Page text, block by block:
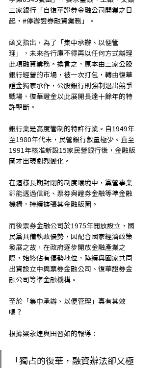
三家銀行「自復華證券金融公司開業之日
起，#停辦證券融資業務」。
函文指出，為了「集中承辦、以便管
理」，未來各行庫不得再以任何方式辦理
此項融資業務。換言之，原本由三家公股
銀行經營的市場，被一次打包，轉由復華
證金獨家承作，公股銀行則強制退出競爭
戰場，復華證金以此展開長達十餘年的特
許壟斷。
銀行業是高度管制的特許行業。自1949年
至1980年代末，民營銀行數量極少。直至
1991年核准新設15家民營銀行後，金融版
圖才出現劇烈變化。
在這樣長期封閉的制度環境中，黨營事業
卻能透過信託、票券與證券金融等準金融
機構，持續擴張其金融版圖。
而後票券金融公司於1975年開放設立，國
民黨具備執政優勢，因配合國家經濟政策
發展之故，在政府逐步開放金融產業之
際，始終佔有優勢地位，陸續與國家共同
出資設立中興票券金融公司、復華證券金
融公司等準金融機構。
至於「集中承辦、以便管理」真有其效
嗎？
根據梁永煌與田習如的報導：
「獨占的復華，融資辦法卻又極